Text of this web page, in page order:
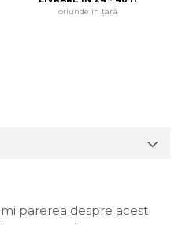
oriunde în țară
parerea despre acest